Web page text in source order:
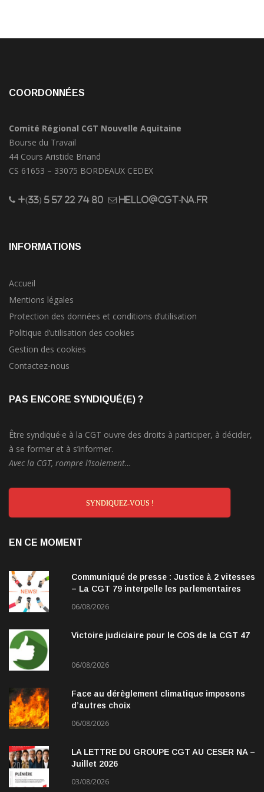
COORDONNÉES
Comité Régional CGT Nouvelle Aquitaine
Bourse du Travail
44 Cours Aristide Briand
CS 61653 – 33075 BORDEAUX CEDEX
+(33) 5 57 22 74 80 hello@cgt-na.fr
INFORMATIONS
Accueil
Mentions légales
Protection des données et conditions d’utilisation
Politique d’utilisation des cookies
Gestion des cookies
Contactez-nous
PAS ENCORE SYNDIQUÉ(E) ?
Être syndiqué·e à la CGT ouvre des droits à participer, à décider,
à se former et à s’informer.
Avec la CGT, rompre l’isolement…
SYNDIQUEZ-VOUS !
EN CE MOMENT
Communiqué de presse : Justice à 2 vitesses
– La CGT 79 interpelle les parlementaires
06/08/2026
Victoire judiciaire pour le COS de la CGT 47
06/08/2026
Face au dérèglement climatique imposons
d’autres choix
06/08/2026
LA LETTRE DU GROUPE CGT AU CESER NA –
Juillet 2026
03/08/2026